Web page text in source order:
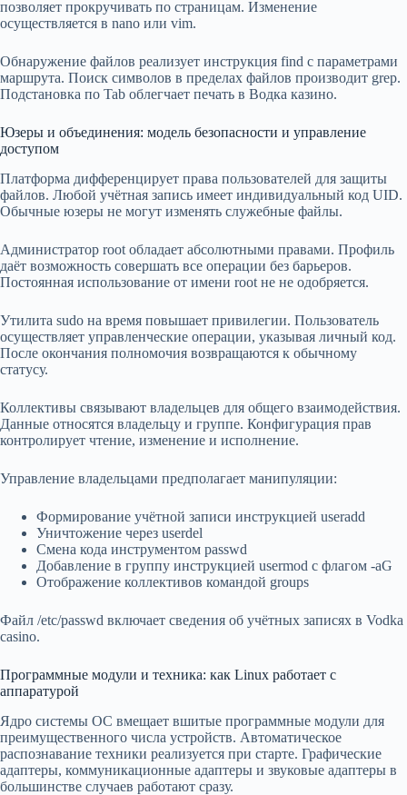
позволяет прокручивать по страницам. Изменение
осуществляется в nano или vim.
Обнаружение файлов реализует инструкция find с параметрами
маршрута. Поиск символов в пределах файлов производит grep.
Подстановка по Tab облегчает печать в Водка казино.
Юзеры и объединения: модель безопасности и управление
доступом
Платформа дифференцирует права пользователей для защиты
файлов. Любой учётная запись имеет индивидуальный код UID.
Обычные юзеры не могут изменять служебные файлы.
Администратор root обладает абсолютными правами. Профиль
даёт возможность совершать все операции без барьеров.
Постоянная использование от имени root не не одобряется.
Утилита sudo на время повышает привилегии. Пользователь
осуществляет управленческие операции, указывая личный код.
После окончания полномочия возвращаются к обычному
статусу.
Коллективы связывают владельцев для общего взаимодействия.
Данные относятся владельцу и группе. Конфигурация прав
контролирует чтение, изменение и исполнение.
Управление владельцами предполагает манипуляции:
Формирование учётной записи инструкцией useradd
Уничтожение через userdel
Смена кода инструментом passwd
Добавление в группу инструкцией usermod с флагом -aG
Отображение коллективов командой groups
Файл /etc/passwd включает сведения об учётных записях в Vodka
casino.
Программные модули и техника: как Linux работает с
аппаратурой
Ядро системы ОС вмещает вшитые программные модули для
преимущественного числа устройств. Автоматическое
распознавание техники реализуется при старте. Графические
адаптеры, коммуникационные адаптеры и звуковые адаптеры в
большинстве случаев работают сразу.